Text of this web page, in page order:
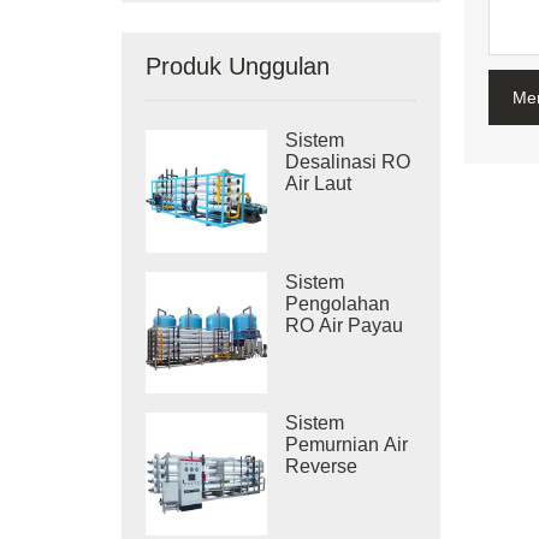
Produk Unggulan
Sistem
Desalinasi RO
Air Laut
Sistem
Pengolahan
RO Air Payau
Sistem
Pemurnian Air
Reverse